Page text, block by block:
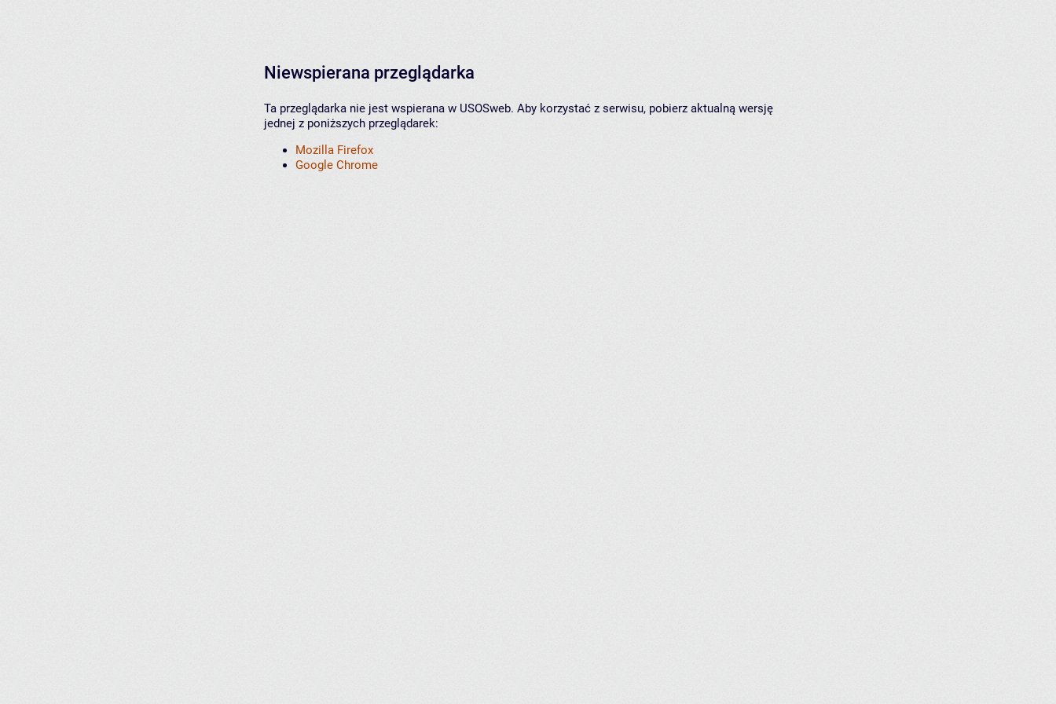
Niewspierana przeglądarka
Ta przeglądarka nie jest wspierana w USOSweb. Aby korzystać z serwisu, pobierz aktualną wersję
jednej z poniższych przeglądarek:
Mozilla Firefox
Google Chrome